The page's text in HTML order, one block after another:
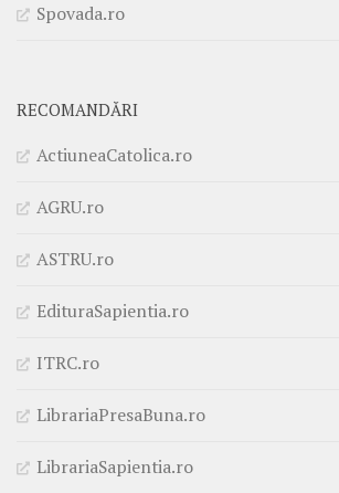
Spovada.ro
RECOMANDĂRI
ActiuneaCatolica.ro
AGRU.ro
ASTRU.ro
EdituraSapientia.ro
ITRC.ro
LibrariaPresaBuna.ro
LibrariaSapientia.ro